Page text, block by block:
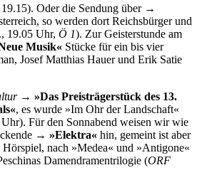
Oder die Sendung über →
so werden dort Reichsbürger und
19.05 Uhr, Ö 1). Zur Geisterstunde am
Musik« Stücke für ein bis vier
Josef Matthias Hauer und Erik Satie
→ »Das Preisträgerstück des 13.
, es wurde »Im Ohr der Landschaft«
Für den Sonnabend weisen wir wie
→ »Elektra« hin, gemeint ist aber
Hörspiel, nach »Medea« und »Antigone«
Damendramentrilogie (ORF